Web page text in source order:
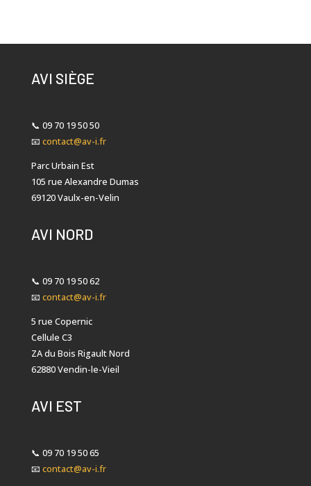
AVI SIÈGE
📞 09 70 19 50 50
📧 contact@av-i.fr
Parc Urbain Est
105 rue Alexandre Dumas
69120 Vaulx-en-Velin
AVI NORD
📞 09 70 19 50 62
📧 contact@av-i.fr
5 rue Copernic
Cellule C3
ZA du Bois Rigault Nord
62880 Vendin-le-Vieil
AVI EST
📞 09 70 19 50 65
📧 contact@av-i.fr